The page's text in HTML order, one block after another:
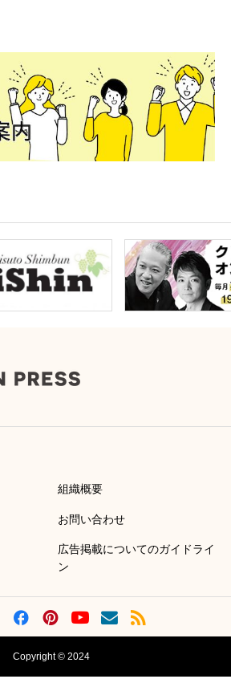
組織概要
お問い合わせ
広告掲載についてのガイドライ
ン
Copyright © 2024